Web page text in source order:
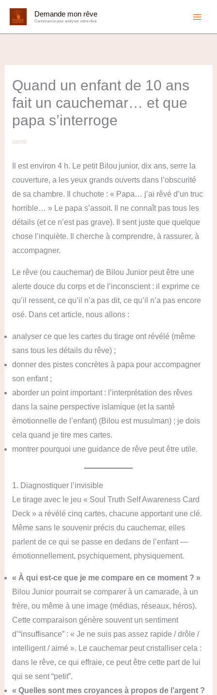
Aller
contenu
Demande mon rêve
Cartomancie pour analyser votre rêve
Quand un enfant de 10 ans
fait un cauchemar… et que
papa s’interroge
santé
Il est environ 4 h. Le petit Bilou junior, dix ans, serre la
couverture, a les yeux grands ouverts dans l’obscurité
de sa chambre. Il chuchote : « Papa… j’ai rêvé d’un truc
horrible… » Le papa s’assoit. Il ne connaît pas tous les
détails (et ce n’est pas grave). Il sent juste que quelque
chose l’inquiète. Il cherche à comprendre, à rassurer, à
accompagner.
Le rêve (ou cauchemar) de Bilou Junior peut être une
alerte douce du corps et de l’inconscient : il exprime ce
qu’il ressent, ce qu’il n’a pas dit, ce qu’il n’a pas encore
osé. Dans cet article, nous allons :
analyser ce que les cartes du tirage ont révélé (même
sans tous les détails du rêve) ;
donner des pistes concrètes à papa pour accompagner
son enfant ;
aborder un point important : l’interprétation des rêves
dans la saine perspective islamique (et la santé
émotionnelle de l’enfant) (Bilou est musulman) ; je dois
cela quand je tire mes cartes.
montrer pourquoi une guidance de rêve peut être utile.
1. Diagnostiquer l’invisible
Le tirage avec le jeu « Soul Truth Self Awareness Card
Deck » a révélé cinq cartes, chacune apportant une clé.
Même sans le souvenir précis du cauchemar, elles
parlent de ce qui se passe en dedans de l’enfant —
émotionnellement, psychiquement, physiquement.
« À qui est-ce que je me compare en ce moment ? »
Bilou Junior pourrait se comparer à un camarade, à un
frère, ou même à une image (médias, réseaux, héros).
Cette comparaison génère souvent un sentiment
d’“insuffisance” : « Je ne suis pas assez rapide / drôle /
intelligent / aimé ». Le cauchemar peut cristalliser cela :
dans le rêve, ce qui effraie, ce peut être cette part de lui
qui se sent “petit”.
« Quelles sont mes croyances à propos de l’argent ?